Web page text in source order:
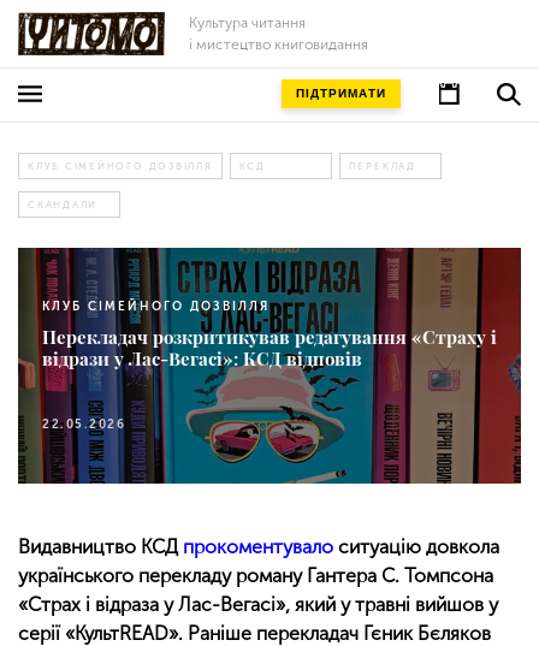
Культура читання
і мистецтво книговидання
ПІДТРИМАТИ
КЛУБ СІМЕЙНОГО ДОЗВІЛЛЯ КСД ПЕРЕКЛАД
СКАНДАЛИ
КЛУБ СІМЕЙНОГО ДОЗВІЛЛЯ
Перекладач розкритикував редагування «Страху і
відрази у Лас-Вегасі»: КСД відповів
22.05.2026
Видавництво КСД прокоментувало ситуацію довкола
українського перекладу роману Гантера С. Томпсона
«Страх і відраза у Лас-Вегасі», який у травні вийшов у
серії «КультREAD». Раніше перекладач Гєник Бєляков